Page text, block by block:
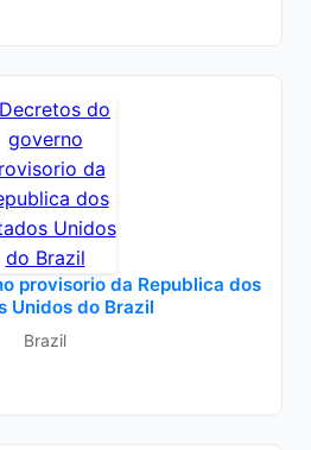
provisorio da Republica dos
Unidos do Brazil
Brazil